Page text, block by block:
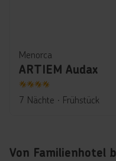
Menorca
ARTIEM Audax
4
7 Nächte ∙ Frühstück
Von Familienhotel